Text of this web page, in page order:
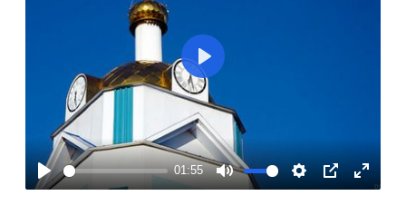
Play
01:55
Mute Settings
PIP
Enter
Play